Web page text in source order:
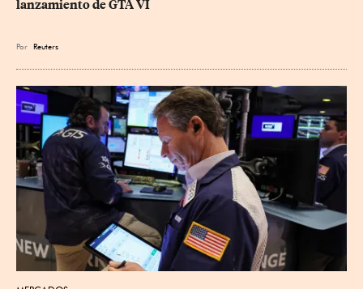
lanzamiento de GTA VI
Por Reuters